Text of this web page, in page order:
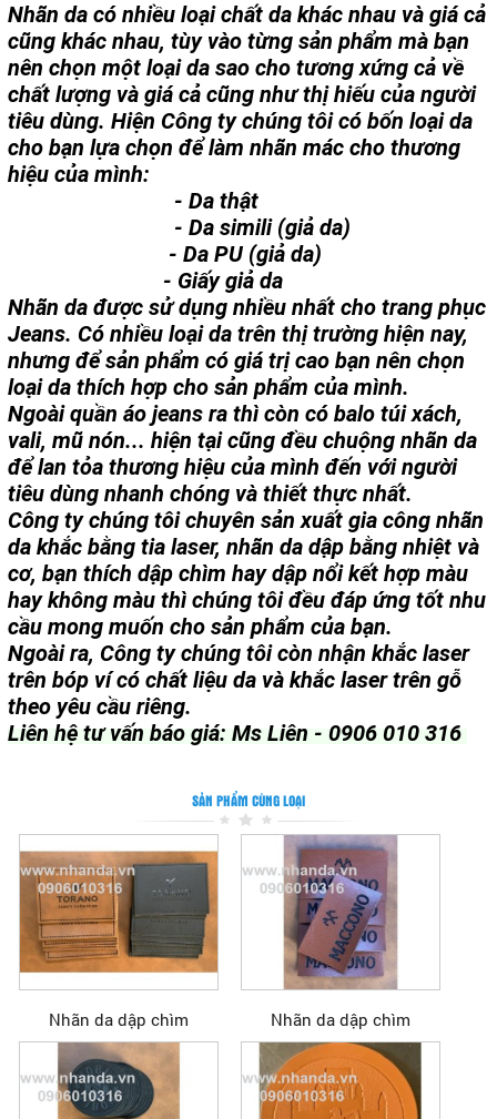
Nhãn da có nhiều loại chất da khác nhau và giá cả
cũng khác nhau, tùy vào từng sản phẩm mà bạn
nên chọn một loại da sao cho tương xứng cả về
chất lượng và giá cả cũng như thị hiếu của người
tiêu dùng. Hiện Công ty chúng tôi có bốn loại da
cho bạn lựa chọn để làm nhãn mác cho thương
hiệu của mình:
- Da thật
- Da simili (giả da)
- Da PU (giả da)
- Giấy giả da
Nhãn da được sử dụng nhiều nhất cho trang phục
Jeans. Có nhiều loại da trên thị trường hiện nay,
nhưng để sản phẩm có giá trị cao bạn nên chọn
loại da thích hợp cho sản phẩm của mình.
Ngoài quần áo jeans ra thì còn có balo túi xách,
vali, mũ nón... hiện tại cũng đều chuộng nhãn da
để lan tỏa thương hiệu của mình đến với người
tiêu dùng nhanh chóng và thiết thực nhất.
Công ty chúng tôi chuyên sản xuất gia công nhãn
da khắc bằng tia laser, nhãn da dập bằng nhiệt và
cơ, bạn thích dập chìm hay dập nổi kết hợp màu
hay không màu thì chúng tôi đều đáp ứng tốt nhu
cầu mong muốn cho sản phẩm của bạn.
Ngoài ra, Công ty chúng tôi còn nhận khắc laser
trên bóp ví có chất liệu da và khắc laser trên gỗ
theo yêu cầu riêng.
Liên hệ tư vấn báo giá: Ms Liên - 0906 010 316
SẢN PHẨM CÙNG LOẠI
Nhãn da dập chìm Nhãn da dập chìm